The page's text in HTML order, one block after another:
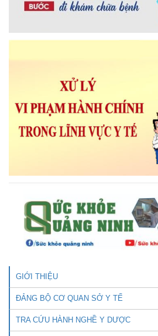
GIỚI THIỆU
ĐẢNG BỘ CƠ QUAN SỞ Y TẾ
TRA CỨU HÀNH NGHỀ Y DƯỢC